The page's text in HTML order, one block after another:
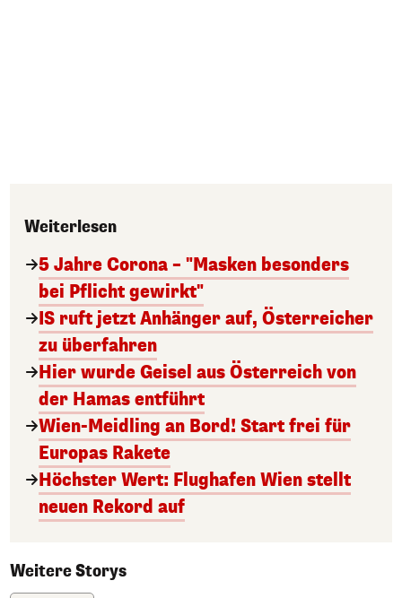
Weiterlesen
5 Jahre Corona – "Masken besonders
bei Pflicht gewirkt"
IS ruft jetzt Anhänger auf, Österreicher
zu überfahren
Hier wurde Geisel aus Österreich von
der Hamas entführt
Wien-Meidling an Bord! Start frei für
Europas Rakete
Höchster Wert: Flughafen Wien stellt
neuen Rekord auf
Weitere Storys